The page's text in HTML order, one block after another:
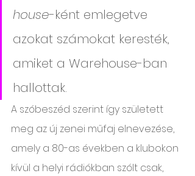
house-ként emlegetve
azokat számokat keresték,
amiket a Warehouse-ban
hallottak.
A szóbeszéd szerint így született
meg az új zenei műfaj elnevezése,
amely a 80-as években a klubokon
kívül a helyi rádiókban szólt csak,